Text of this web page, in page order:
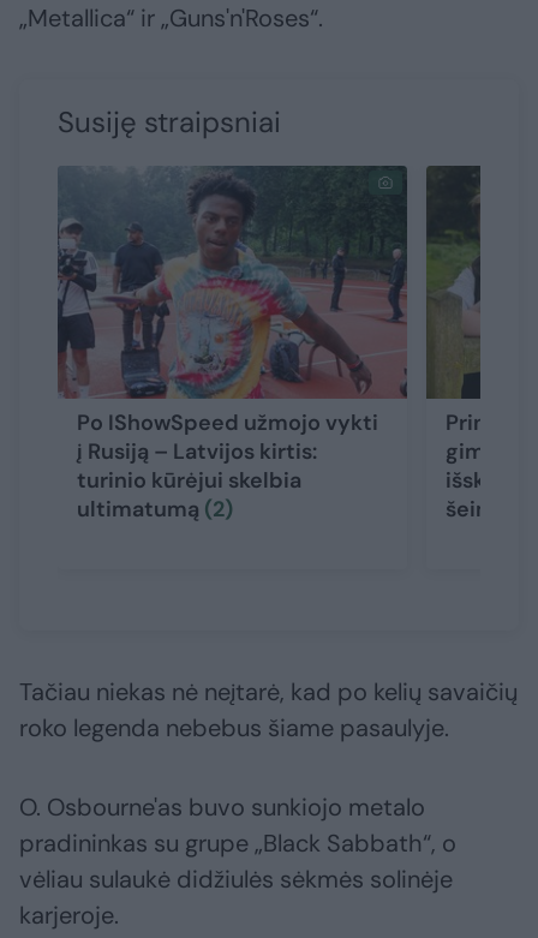
„Metallica“ ir „Guns'n'Roses“.
Susiję straipsniai
Po IShowSpeed užmojo vykti
į Rusiją – Latvijos kirtis:
turinio kūrėjui skelbia
ultimatumą (2)
Princas
šeimos
Tačiau niekas nė neįtarė, kad po kelių savaičių
roko legenda nebebus šiame pasaulyje.
O. Osbourne'as buvo sunkiojo metalo
pradininkas su grupe „Black Sabbath“, o
vėliau sulaukė didžiulės sėkmės solinėje
karjeroje.